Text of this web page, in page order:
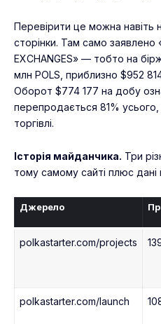
Перевірити це можна навіть
сторінки. Там само заявлено
EXCHANGES» — тобто на
млн POLS, приблизно $952
Оборот $774 177 на добу
перепродається 81%
торгівлі.
Історія майданчика. Три
тому самому сайті плюс
Джерело
polkastarter.com/projects
polkastarter.com/launch